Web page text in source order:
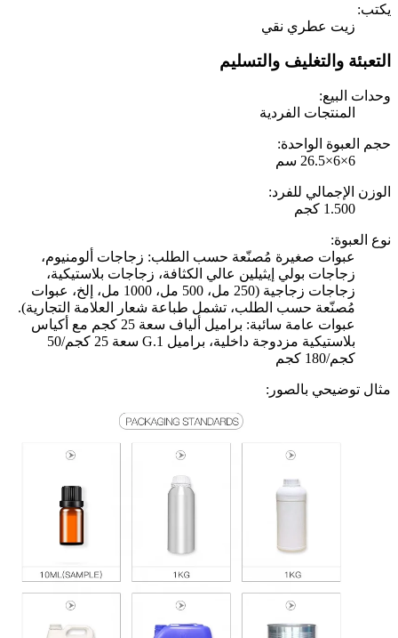
يكتب:
زيت عطري نقي
التعبئة والتغليف والتسليم
وحدات البيع:
المنتجات الفردية
حجم العبوة الواحدة:
6×6×26.5 سم
الوزن الإجمالي للفرد:
1.500 كجم
نوع العبوة:
عبوات صغيرة مُصنّعة حسب الطلب: زجاجات ألومنيوم،
زجاجات بولي إيثيلين عالي الكثافة، زجاجات بلاستيكية،
زجاجات زجاجية (250 مل، 500 مل، 1000 مل، إلخ، عبوات
مُصنّعة حسب الطلب، تشمل طباعة شعار العلامة التجارية).
عبوات عامة سائبة: براميل ألياف سعة 25 كجم مع أكياس
بلاستيكية مزدوجة داخلية، براميل G.1 سعة 25 كجم/50
كجم/180 كجم
مثال توضيحي بالصور: